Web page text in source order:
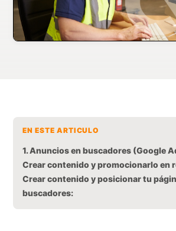
EN ESTE ARTICULO
1. Anuncios en buscadores (Google
Crear contenido y promocionarlo en
Crear contenido y posicionar tu
buscadores: